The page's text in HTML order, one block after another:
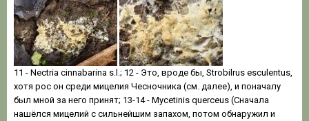
11 - Nectria cinnabarina s.l.; 12 - Это, вроде бы, Strobilrus esculentus,
хотя рос он среди мицелия Чесночника (см. далее), и поначалу
был мной за него принят; 13-14 - Mycetinis querceus (Сначала
нашёлся мицелий с сильнейшим запахом, потом обнаружил и